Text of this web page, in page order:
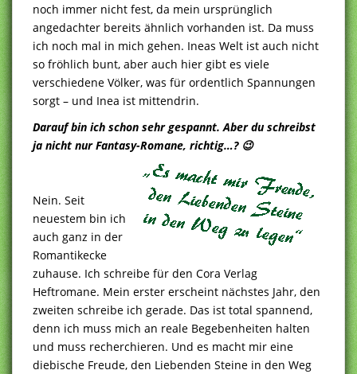
noch immer nicht fest, da mein ursprünglich
angedachter bereits ähnlich vorhanden ist. Da muss
ich noch mal in mich gehen. Ineas Welt ist auch nicht
so fröhlich bunt, aber auch hier gibt es viele
verschiedene Völker, was für ordentlich Spannungen
sorgt – und Inea ist mittendrin.
Darauf bin ich schon sehr gespannt. Aber du schreibst
ja nicht nur Fantasy-Romane, richtig…? 😉
Nein. Seit
neuestem bin ich
auch ganz in der
Romantikecke
zuhause. Ich schreibe für den Cora Verlag
Heftromane. Mein erster erscheint nächstes Jahr, den
zweiten schreibe ich gerade. Das ist total spannend,
denn ich muss mich an reale Begebenheiten halten
und muss recherchieren. Und es macht mir eine
diebische Freude, den Liebenden Steine in den Weg